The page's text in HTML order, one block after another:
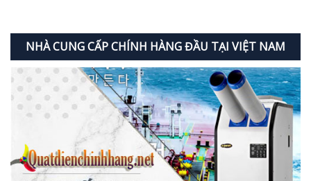
NHÀ CUNG CẤP CHÍNH HÀNG ĐẦU TẠI VIỆT NAM